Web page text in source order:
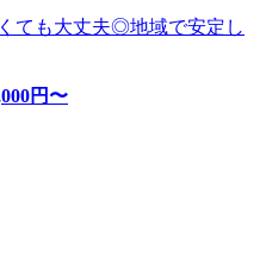
ても大丈夫◎地域で安定し
円〜